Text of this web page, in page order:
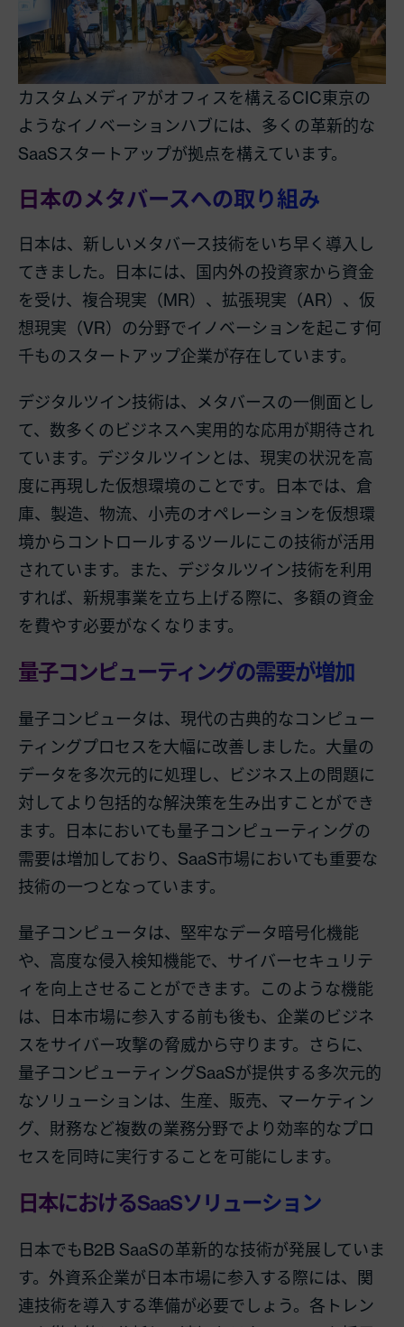
カスタムメディアがオフィスを構えるCIC東京の
ようなイノベーションハブには、多くの革新的な
SaaSスタートアップが拠点を構えています。
日本のメタバースへの取り組み
日本は、新しいメタバース技術をいち早く導入し
てきました。日本には、国内外の投資家から資金
を受け、複合現実（MR）、拡張現実（AR）、仮
想現実（VR）の分野でイノベーションを起こす何
千ものスタートアップ企業が存在しています。
デジタルツイン技術は、メタバースの一側面とし
て、数多くのビジネスへ実用的な応用が期待され
ています。デジタルツインとは、現実の状況を高
度に再現した仮想環境のことです。日本では、倉
庫、製造、物流、小売のオペレーションを仮想環
境からコントロールするツールにこの技術が活用
されています。また、デジタルツイン技術を利用
すれば、新規事業を立ち上げる際に、多額の資金
を費やす必要がなくなります。
量子コンピューティングの需要が増加
量子コンピュータは、現代の古典的なコンピュー
ティングプロセスを大幅に改善しました。大量の
データを多次元的に処理し、ビジネス上の問題に
対してより包括的な解決策を生み出すことができ
ます。日本においても量子コンピューティングの
需要は増加しており、SaaS市場においても重要な
技術の一つとなっています。
量子コンピュータは、堅牢なデータ暗号化機能
や、高度な侵入検知機能で、サイバーセキュリテ
ィを向上させることができます。このような機能
は、日本市場に参入する前も後も、企業のビジネ
スをサイバー攻撃の脅威から守ります。さらに、
量子コンピューティングSaaSが提供する多次元的
なソリューションは、生産、販売、マーケティン
グ、財務など複数の業務分野でより効率的なプロ
セスを同時に実行することを可能にします。
日本におけるSaaSソリューション
日本でもB2B SaaSの革新的な技術が発展していま
す。外資系企業が日本市場に参入する際には、関
連技術を導入する準備が必要でしょう。各トレン